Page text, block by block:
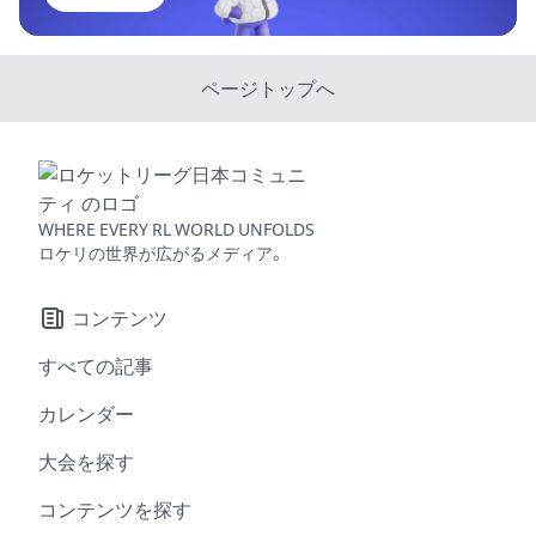
ページトップへ
WHERE EVERY RL WORLD UNFOLDS
ロケリの世界が広がるメディア。
コンテンツ
すべての記事
カレンダー
大会を探す
コンテンツを探す